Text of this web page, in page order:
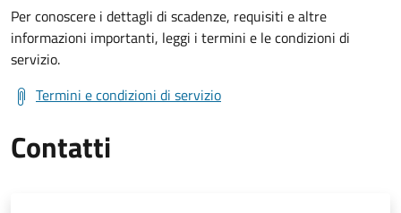
Per conoscere i dettagli di scadenze, requisiti e altre
informazioni importanti, leggi i termini e le condizioni di
servizio.
Termini e condizioni di servizio
Contatti